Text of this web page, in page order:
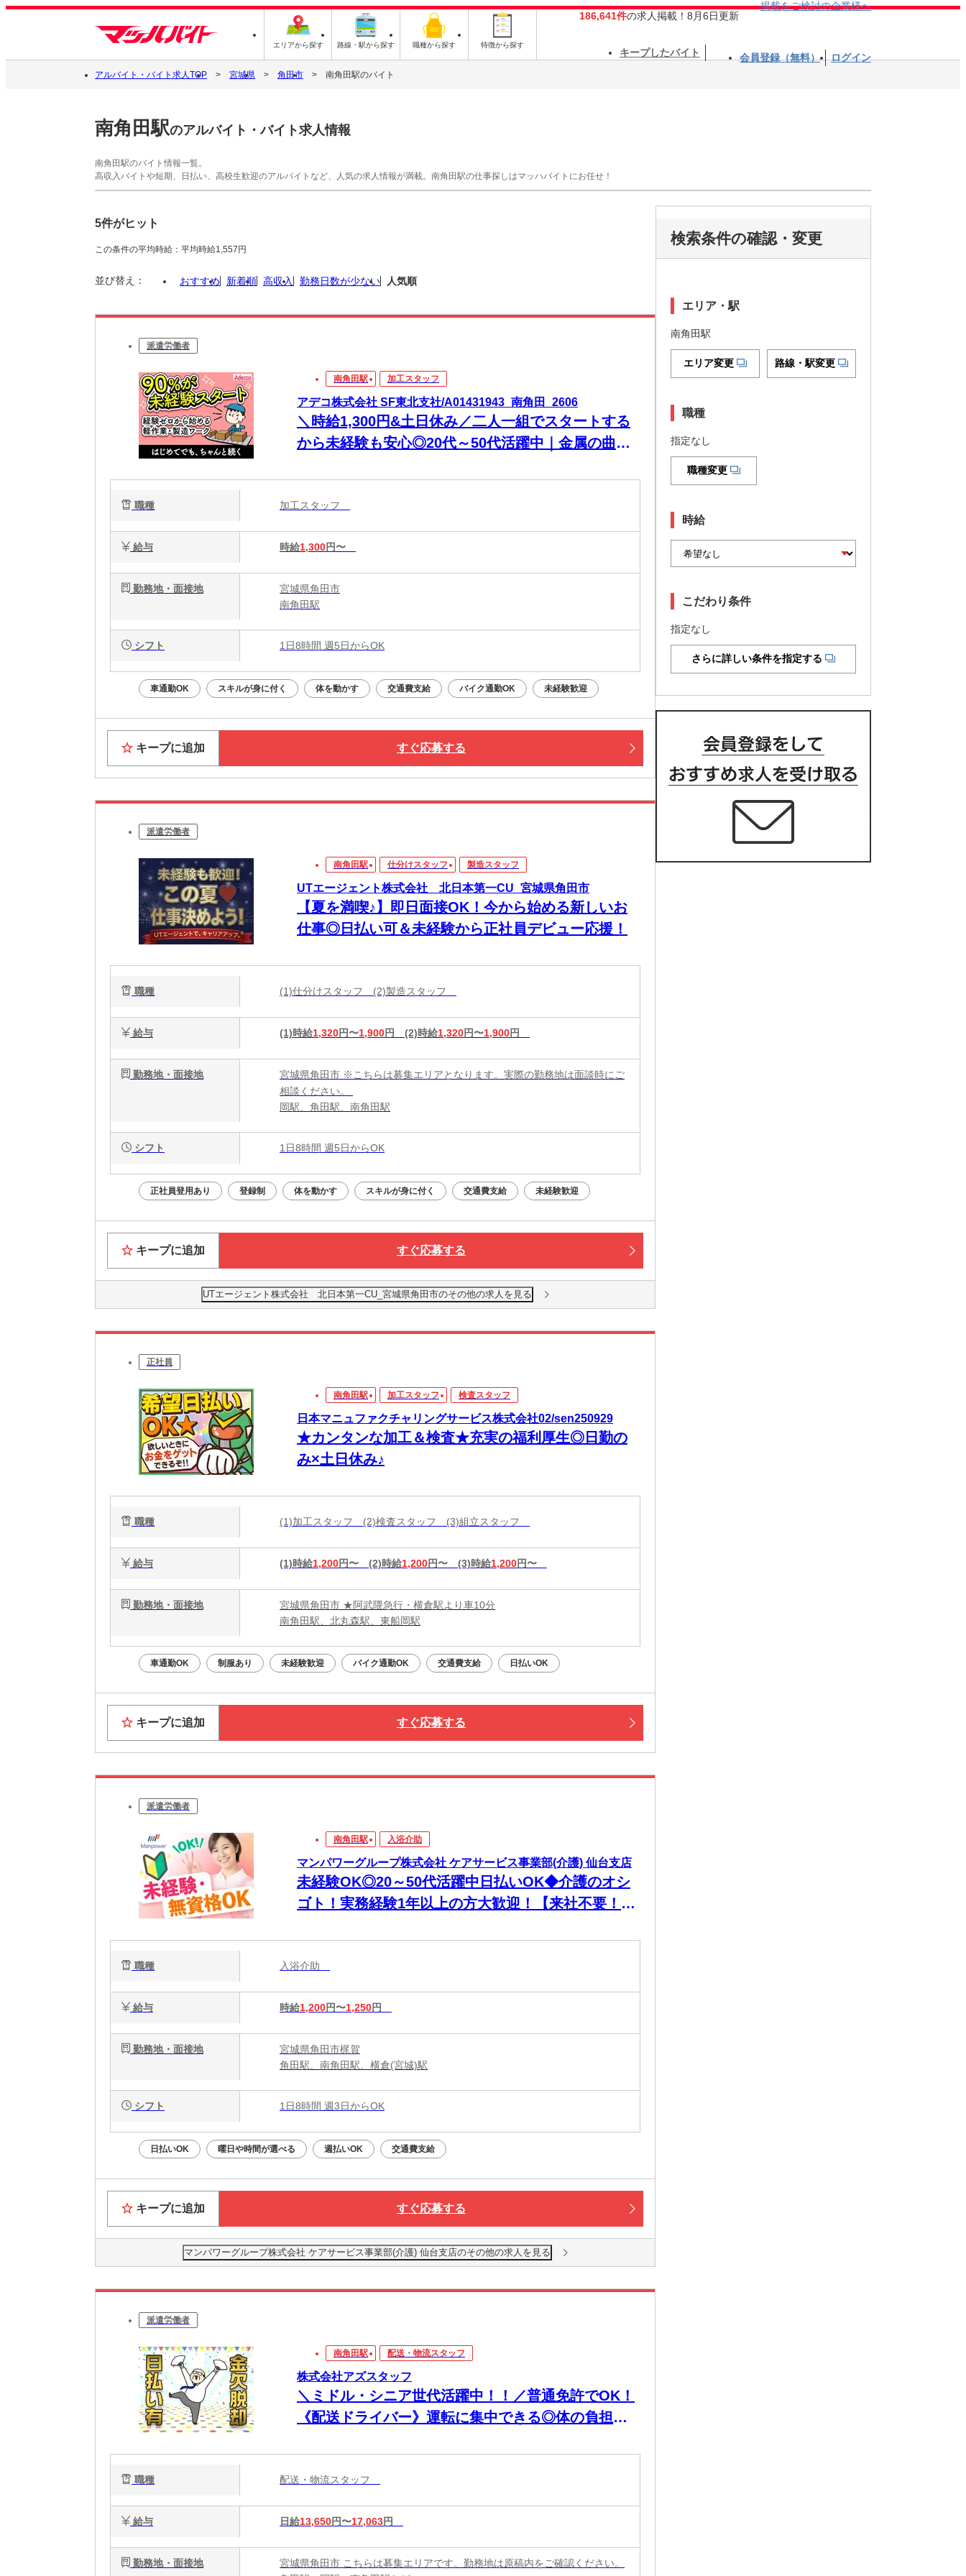
エリアから探す 路線・駅から探す 職種から探す 特徴から探す
186,641件の求人掲載！8月6日更新
掲載をご検討の企業様へ
キープしたバイト 会員登録（無料） ログイン
アルバイト・バイト求人TOP 宮城県 角田市 南角田駅のバイト
南角田駅のアルバイト・バイト求人情報
南角田駅のバイト情報一覧。
高収入バイトや短期、日払い、高校生歓迎のアルバイトなど、人気の求人情報が満載。南角田駅の仕事探しはマッハバイトにお任せ！
5件がヒット
この条件の平均時給：平均時給1,557円
並び替え： おすすめ 新着順 高収入 勤務日数が少ない 人気順
派遣労働者
南角田駅 加工スタッフ
アデコ株式会社 SF東北支社/A01431943_南角田_2606
＼時給1,300円&土日休み／二人一組でスタートする
から未経験も安心◎20代～50代活躍中｜金属の曲げ
職種 加工スタッフ
給与 時給1,300円〜
勤務地・面接地
宮城県角田市
南角田駅
シフト 1日8時間 週5日からOK
車通勤OK スキルが身に付く 体を動かす 交通費支給 バイク通勤OK 未経験歓迎
キープに追加 すぐ応募する
派遣労働者
南角田駅 仕分けスタッフ 製造スタッフ
UTエージェント株式会社 北日本第一CU_宮城県角田市
【夏を満喫♪】即日面接OK！今から始める新しいお
仕事◎日払い可＆未経験から正社員デビュー応援！
職種 (1)仕分けスタッフ (2)製造スタッフ
給与 (1)時給1,320円〜1,900円 (2)時給1,320円〜1,900円
勤務地・面接地
宮城県角田市 ※こちらは募集エリアとなります。実際の勤務地は面談時にご
相談ください。
岡駅、角田駅、南角田駅
シフト 1日8時間 週5日からOK
正社員登用あり 登録制 体を動かす スキルが身に付く 交通費支給 未経験歓迎
キープに追加 すぐ応募する
UTエージェント株式会社 北日本第一CU_宮城県角田市のその他の求人を見る
正社員
南角田駅 加工スタッフ 検査スタッフ
日本マニュファクチャリングサービス株式会社02/sen250929
★カンタンな加工＆検査★充実の福利厚生◎日勤の
み×土日休み♪
職種 (1)加工スタッフ (2)検査スタッフ (3)組立スタッフ
給与 (1)時給1,200円〜 (2)時給1,200円〜 (3)時給1,200円〜
勤務地・面接地
宮城県角田市 ★阿武隈急行・横倉駅より車10分
南角田駅、北丸森駅、東船岡駅
車通勤OK 制服あり 未経験歓迎 バイク通勤OK 交通費支給 日払いOK
キープに追加 すぐ応募する
派遣労働者
南角田駅 入浴介助
マンパワーグループ株式会社 ケアサービス事業部(介護) 仙台支店
未経験OK◎20～50代活躍中日払いOK◆介護のオシ
ゴト！実務経験1年以上の方大歓迎！【来社不要！
職種 入浴介助
給与 時給1,200円〜1,250円
勤務地・面接地
宮城県角田市梶賀
角田駅、南角田駅、横倉(宮城)駅
シフト 1日8時間 週3日からOK
日払いOK 曜日や時間が選べる 週払いOK 交通費支給
キープに追加 すぐ応募する
マンパワーグループ株式会社 ケアサービス事業部(介護) 仙台支店のその他の求人を見る
派遣労働者
南角田駅 配送・物流スタッフ
株式会社アズスタッフ
＼ミドル・シニア世代活躍中！！／普通免許でOK！
《配送ドライバー》運転に集中できる◎体の負担は
職種 配送・物流スタッフ
給与 日給13,650円〜17,063円
勤務地・面接地
宮城県角田市 こちらは募集エリアです。勤務地は原稿内をご確認ください。
検索条件の確認・変更
エリア・駅
南角田駅
エリア変更 路線・駅変更
職種
指定なし
職種変更
時給
こだわり条件
指定なし
さらに詳しい条件を指定する